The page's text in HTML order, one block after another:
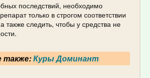
последствий, необходимо
только в строгом соответствии
также следить, чтобы у средства не
также:Куры Доминант